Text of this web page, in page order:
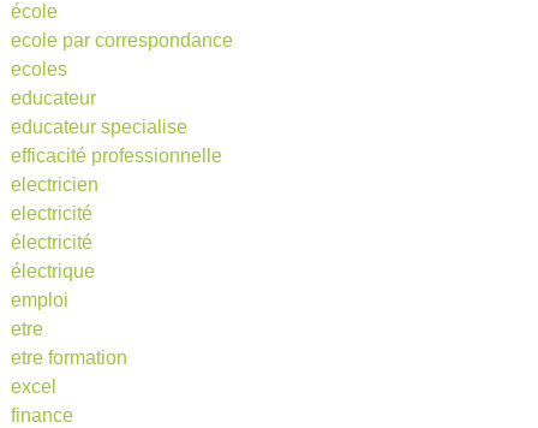
école
ecole par correspondance
ecoles
educateur
educateur specialise
efficacité professionnelle
electricien
electricité
électricité
électrique
emploi
etre
etre formation
excel
finance